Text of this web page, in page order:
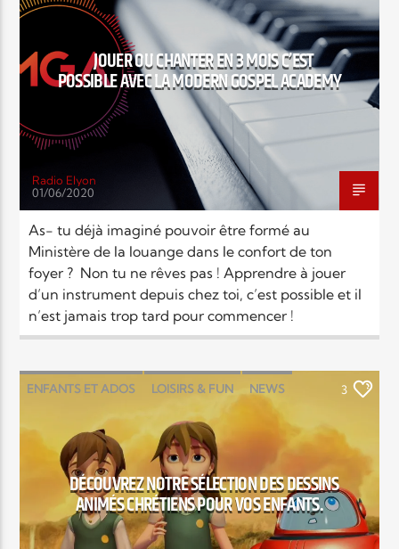
ARTISTE
Radio Elyon
Elyon Rhema
Elyon Hits
Elyon Live
Elyon Kids
JOUER OU CHANTER EN 3 MOIS C’EST
POSSIBLE AVEC LA MODERN GOSPEL ACADEMY
Radio Elyon
01/06/2020
As- tu déjà imaginé pouvoir être formé au
Ministère de la louange dans le confort de ton
foyer ? Non tu ne rêves pas ! Apprendre à jouer
d’un instrument depuis chez toi, c’est possible et il
n’est jamais trop tard pour commencer !
ENFANTS ET ADOS LOISIRS & FUN NEWS 3
DÉCOUVREZ NOTRE SÉLECTION DES DESSINS
ANIMÉS CHRÉTIENS POUR VOS ENFANTS.